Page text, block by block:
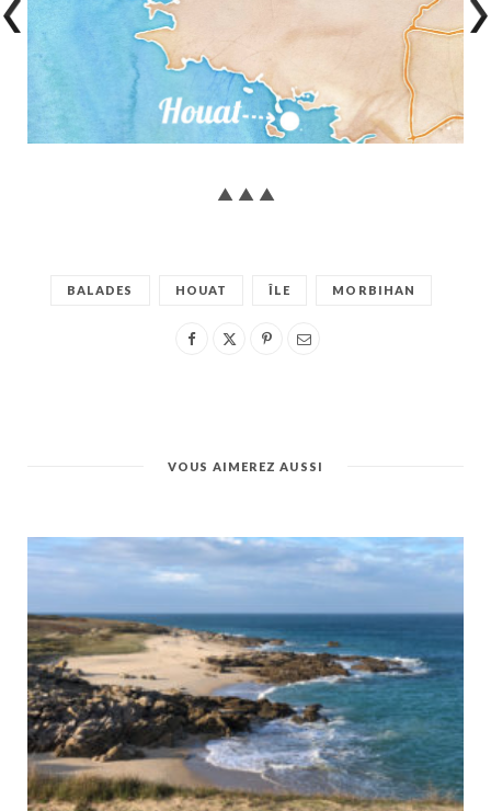
▲ ▲ ▲
BALADES HOUAT ÎLE MORBIHAN
VOUS AIMEREZ AUSSI